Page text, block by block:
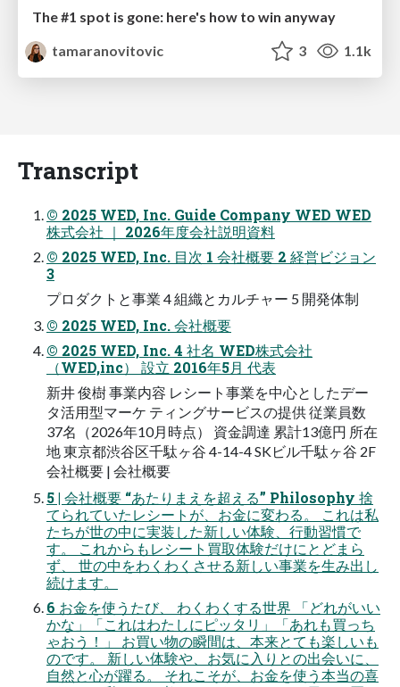
The #1 spot is gone: here's how to win anyway
tamaranovitovic
3 1.1k
Transcript
© 2025 WED, Inc. Guide Company WED WED
株式会社 ｜ 2026年度会社説明資料
© 2025 WED, Inc. 目次 1 会社概要 2 経営ビジョン
3
プロダクトと事業 4 組織とカルチャー 5 開発体制
© 2025 WED, Inc. 会社概要
© 2025 WED, Inc. 4 社名 WED株式会社
（WED,inc） 設立 2016年5月 代表
新井 俊樹 事業内容 レシート事業を中心としたデー
タ活用型マーケ ティングサービスの提供 従業員数
37名（2026年10月時点） 資金調達 累計13億円 所在
地 東京都渋谷区千駄ヶ谷 4-14-4 SKビル千駄ヶ谷 2F
会社概要 | 会社概要
5 | 会社概要 “あたりまえを超える” Philosophy 捨
てられていたレシートが、お金に変わる。 これは私
たちが世の中に実装した新しい体験、行動習慣で
す。 これからもレシート買取体験だけにとどまら
ず、 世の中をわくわくさせる新しい事業を生み出し
続けます。
6 お金を使うたび、 わくわくする世界 「どれがいい
かな」「これはわたしにピッタリ」「あれも買っち
ゃおう！」 お買い物の瞬間は、本来とても楽しいも
のです。 新しい体験や、お気に入りとの出会いに、
自然と心が躍る。 それこそが、お金を使う本当の喜